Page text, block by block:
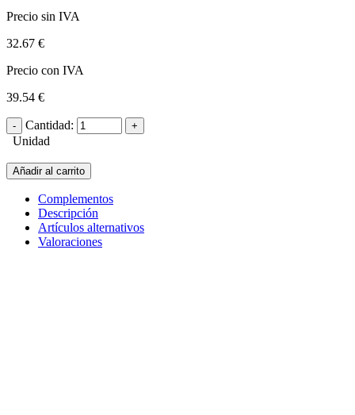
Precio sin IVA
32.67 €
Precio con IVA
39.54 €
Cantidad:
Unidad
Añadir al carrito
Complementos
Descripción
Artículos alternativos
Valoraciones